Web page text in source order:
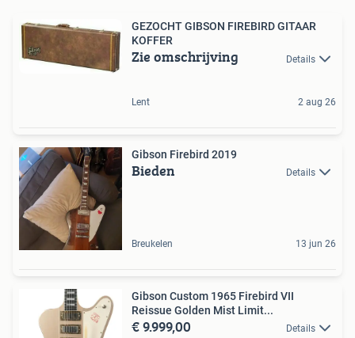
GEZOCHT GIBSON FIREBIRD GITAAR
KOFFER
Zie omschrijving Details
Lent 2 aug 26
Gibson Firebird 2019
Bieden Details
Breukelen 13 jun 26
Gibson Custom 1965 Firebird VII
Reissue Golden Mist Limit...
€ 9.999,00 Details